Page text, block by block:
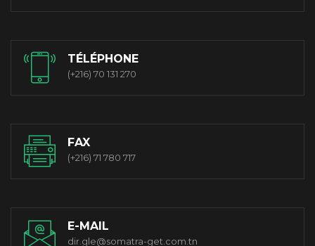
TÉLÉPHONE
(+216) 70 131 270
FAX
(+216) 71 780 717
E-MAIL
dir.gle@somatra-get.com.tn